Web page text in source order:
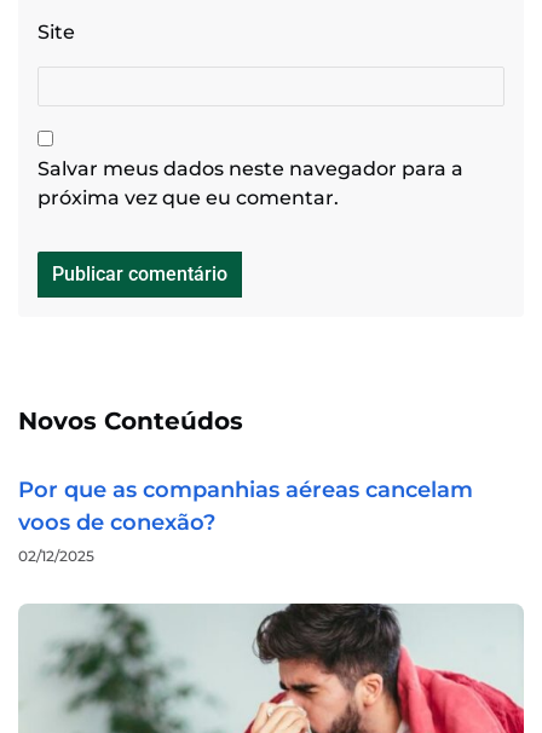
Site
Salvar meus dados neste navegador para a
próxima vez que eu comentar.
Novos Conteúdos
Por que as companhias aéreas cancelam
voos de conexão?
02/12/2025